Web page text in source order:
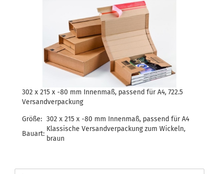
302 x 215 x -80 mm Innenmaß, passend für A4, 722.5
Versandverpackung
Größe: 302 x 215 x -80 mm Innenmaß, passend für A4
Bauart:
Klassische Versandverpackung zum Wickeln,
braun